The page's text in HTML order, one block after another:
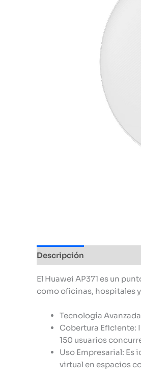
Descripción
El Huawei AP371 es un
como oficinas, hospitales
Tecnología
Cobertura Eficiente:
150 usuarios
Uso Empresarial: Es
virtual en espacios